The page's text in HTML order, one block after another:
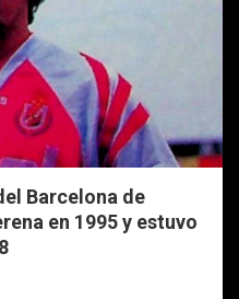
Barcelona de
en 1995 y estuvo